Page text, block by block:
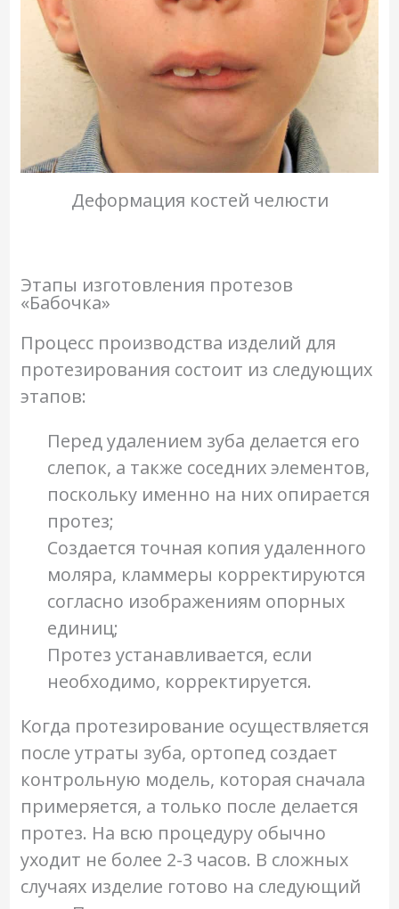
Деформация костей челюсти
Этапы изготовления протезов
«Бабочка»
Процесс производства изделий для
протезирования состоит из следующих
этапов:
Перед удалением зуба делается его
слепок, а также соседних элементов,
поскольку именно на них опирается
протез;
Создается точная копия удаленного
моляра, кламмеры корректируются
согласно изображениям опорных
единиц;
Протез устанавливается, если
необходимо, корректируется.
Когда протезирование осуществляется
после утраты зуба, ортопед создает
контрольную модель, которая сначала
примеряется, а только после делается
протез. На всю процедуру обычно
уходит не более 2-3 часов. В сложных
случаях изделие готово на следующий